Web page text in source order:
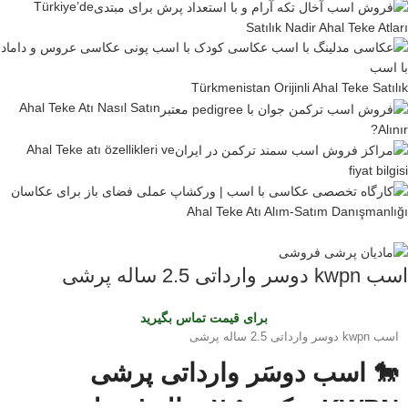
Türkiye’de
Satılık Nadir Ahal Teke Atları
Türkmenistan Orijinli Ahal Teke Satılık
Ahal Teke Atı Nasıl Satın
Alınır?
Ahal Teke atı özellikleri ve
fiyat bilgisi
Ahal Teke Atı Alım-Satım Danışmanlığı
اسب kwpn دوسر وارداتی 2.5 ساله پرشی
برای قیمت تماس بگیرید
اسب kwpn دوسر وارداتی 2.5 ساله پرشی
🐎 اسب دوسَر وارداتی پرشی